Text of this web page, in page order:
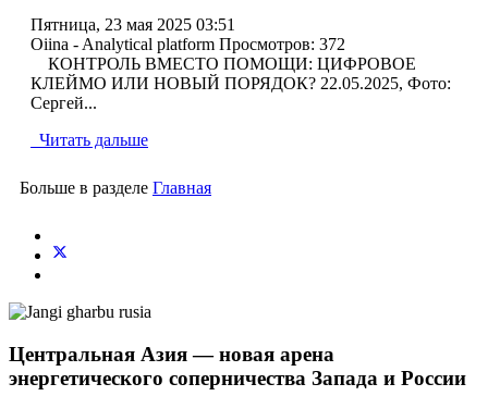
Пятница, 23 мая 2025 03:51
Oiina - Analytical platform Просмотров: 372
КОНТРОЛЬ ВМЕСТО ПОМОЩИ: ЦИФРОВОЕ
КЛЕЙМО ИЛИ НОВЫЙ ПОРЯДОК? 22.05.2025, Фото:
Сергей...
Читать дальше
Больше в разделе Главная
Центральная Азия — новая арена
энергетического соперничества Запада и России